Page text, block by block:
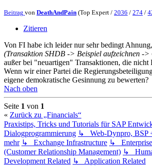
Beitrag von DeathAndPain (Top Expert / 2036 / 274 /
Zitieren
Von FI habe ich leider nur sehr bedingt
(Transaktion SHDB -> Beispiel aufzeichnen -
außer bei "neuartigen" Transaktionen, die
Wenn wir einer Partei die
eigene demokratische Gesinnung zu bewerten?
Nach oben
Seite 1 von 1
« Zurück zu „Financials“
Praxistips, Tricks und Tutorials für SAP
Dialogprogrammierung ↳ Web-Dynpro, BSP
mehr ↳ Exchange Infrastructure ↳
(Customer Relationship Management) ↳
Development Related ↳ Application Related